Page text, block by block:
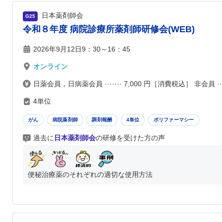
G25 日本薬剤師会
令和８年度 病院診療所薬剤師研修会(WEB)
2026年9月12日9：30～16：45
オンライン
日薬会員，日病薬会員 ······· 7,000 円［消費税込］ 非会員
4単位
がん 病院薬剤師 調剤報酬 4単位 ポリファーマシー
過去に 日本薬剤師会の研修を受けた方の声
便秘治療薬のそれぞれの適切な使用方法